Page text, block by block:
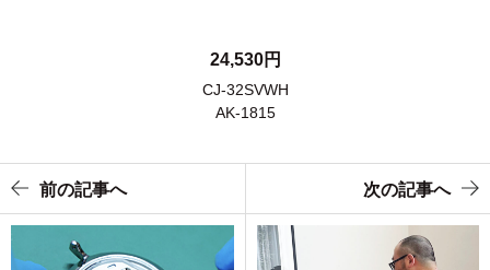
24,530円
CJ-32SVWH
AK-1815
前の記事へ 次の記事へ